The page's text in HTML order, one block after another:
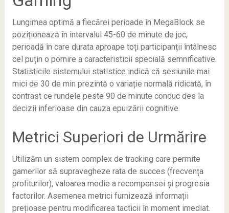
Lungimea optimă a fiecărei perioade în MegaBlock se
poziționează în intervalul 45-60 de minute de joc,
perioadă în care durata aproape toți participanții întâlnesc
cel puțin o pornire a caracteristicii specială semnificative.
Statisticile sistemului statistice indică că sesiunile mai
mici de 30 de min prezintă o variație normală ridicată, în
contrast ce rundele peste 90 de minute conduc des la
decizii inferioase din cauza epuizării cognitive.
Metrici Superiori de Urmărire
Utilizăm un sistem complex de tracking care permite
gamerilor să supravegheze rata de succes (frecvența
profiturilor), valoarea medie a recompensei și progresia
factorilor. Asemenea metrici furnizează informații
prețioase pentru modificarea tacticii în moment imediat.